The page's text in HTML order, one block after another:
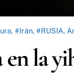
, #Irán, #RUSIA,
la